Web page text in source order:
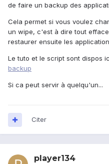
de faire un backup des
Cela permet si vous voulez
un wipe, c'est à dire tout
restaurer ensuite les
Le tuto et le script sont dispos
backup
Si ca peut servir à quelqu'un...
Citer
player134